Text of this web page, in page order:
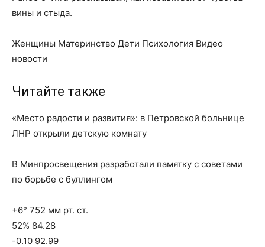
вины и стыда.
Женщины Материнство Дети Психология Видео
новости
Читайте также
«Место радости и развития»: в Петровской больнице
ЛНР открыли детскую комнату
В Минпросвещения разработали памятку с советами
по борьбе с буллингом
+6° 752 мм рт. ст.
52% 84.28
-0.10 92.99